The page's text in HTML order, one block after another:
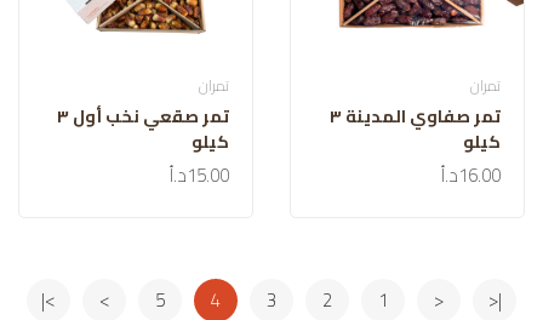
تمران
تمر صفاوي المدينة ٣
كيلو
16.00د.أ
تمران
تمر صقعي نخب أول ٣
كيلو
15.00د.أ
|<
<
1
2
3
4
5
>
>|